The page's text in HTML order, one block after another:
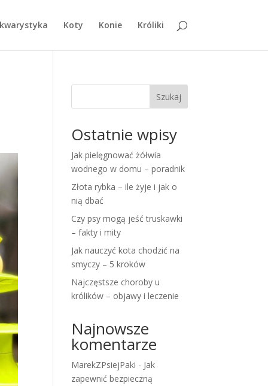
Koty Konie Króliki
Szukaj
Ostatnie wpisy
Jak pielęgnować żółwia
wodnego w domu – poradnik
Złota rybka – ile żyje i jak o
nią dbać
Czy psy mogą jeść truskawki
– fakty i mity
Jak nauczyć kota chodzić na
smyczy – 5 kroków
Najczęstsze choroby u
królików – objawy i leczenie
Najnowsze
komentarze
MarekZPsiejPaki - Jak
zapewnić bezpieczną